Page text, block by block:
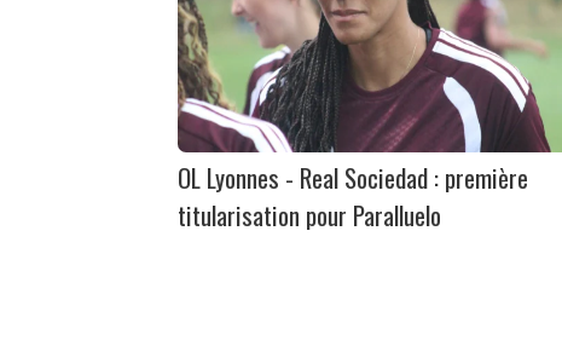
OL Lyonnes - Real Sociedad : première
titularisation pour Paralluelo